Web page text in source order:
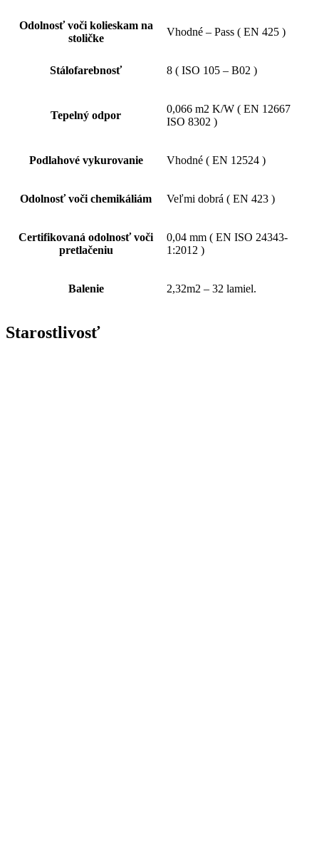
Odolnosť voči kolieskam na
stoličke
Vhodné – Pass ( EN 425 )
Stálofarebnosť 8 ( ISO 105 – B02 )
Tepelný odpor
0,066 m2 K/W ( EN 12667
ISO 8302 )
Podlahové vykurovanie Vhodné ( EN 12524 )
Odolnosť voči chemikáliám Veľmi dobrá ( EN 423 )
Certifikovaná odolnosť voči
pretlačeniu
0,04 mm ( EN ISO 24343-
1:2012 )
Balenie 2,32m2 – 32 lamiel.
Starostlivosť